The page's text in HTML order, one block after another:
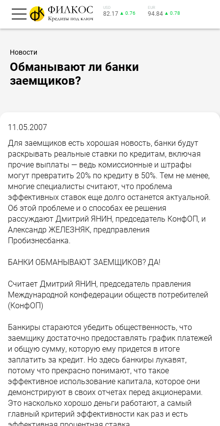
USD
82.17 ▲ 0.76
EUR
94.84 ▲ 0.78
Новости
Обманывают ли банки
заемщиков?
11.05.2007
Для заемщиков есть хорошая новость, банки будут
раскрывать реальные ставки по кредитам, включая
прочие выплаты — ведь комиссионные и штрафы
могут превратить 20% по кредиту в 50%. Тем не менее,
многие специалисты считают, что проблема
эффективных ставок еще долго останется актуальной.
Об этой проблеме и о способах ее решения
рассуждают Дмитрий ЯНИН, председатель КонфОП, и
Александр ЖЕЛЕЗНЯК, предправления
Пробизнесбанка.
БАНКИ ОБМАНЫВАЮТ ЗАЕМЩИКОВ? ДА!
Считает Дмитрий ЯНИН, председатель правления
Международной конфедерации обществ потребителей
(КонфОП)
Банкиры стараются убедить общественность, что
заемщику достаточно предоставлять график платежей
и общую сумму, которую ему придется в итоге
заплатить за кредит. Но здесь банкиры лукавят,
потому что прекрасно понимают, что такое
эффективное использование капитала, которое они
демонстрируют в своих отчетах перед акционерами.
Это насколько хорошо деньги работают, а самый
главный критерий эффективности как раз и есть